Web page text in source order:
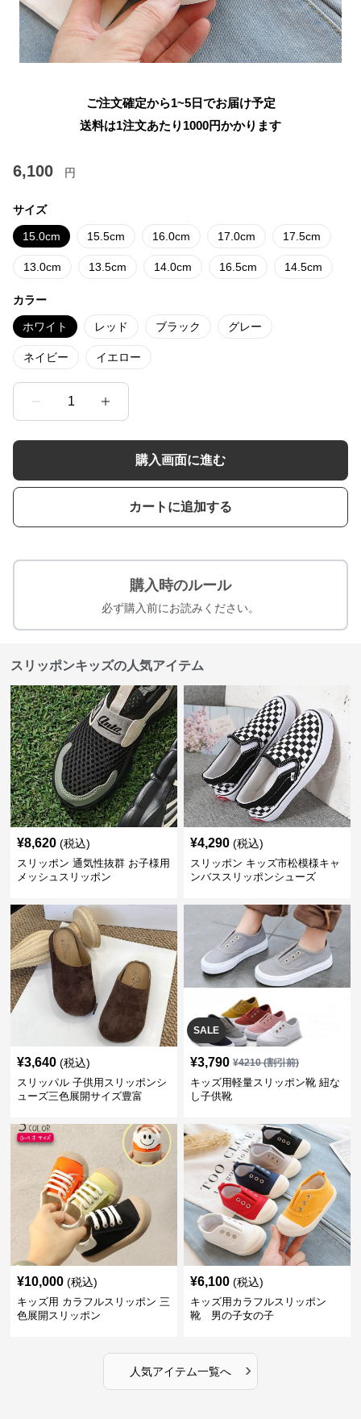
ご注文確定から1~5日でお届け予定
送料は1注文あたり 1000円かかります
6,100 円
サイズ
15.0cm 15.5cm 16.0cm 17.0cm 17.5cm
13.0cm 13.5cm 14.0cm 16.5cm 14.5cm
カラー
ホワイト レッド ブラック グレー
ネイビー イエロー
1
購入画面に進む
カートに追加する
購入時のルール
必ず購入前にお読みください。
スリッポンキッズの人気アイテム
¥8,620 (税込)
スリッポン 通気性抜群 お子様用
メッシュスリッポン
¥4,290 (税込)
スリッポン キッズ市松模様キャ
ンバススリッポンシューズ
¥3,640 (税込)
スリッパル 子供用スリッポンシ
ューズ三色展開サイズ豊富
SALE
¥3,790 ¥4210(割引前)
キッズ用軽量スリッポン靴 紐な
し子供靴
¥10,000 (税込)
キッズ用 カラフルスリッポン 三
色展開スリッポン
¥6,100 (税込)
キッズ用カラフルスリッポン
靴 男の子女の子
人気アイテム一覧へ ›